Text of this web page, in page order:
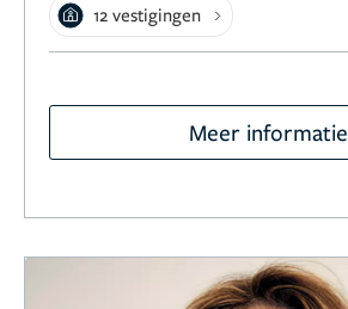
12 vestigingen
Meer informatie